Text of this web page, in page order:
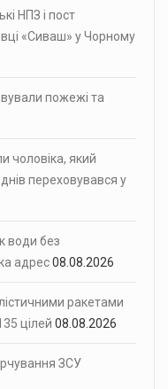
НПЗ і пост
«Сиваш» у Чорному
пожежі та
чоловіка, який
переховувався у
води без
адрес08.08.2026
ракетами
цілей 08.08.2026
ЗСУ